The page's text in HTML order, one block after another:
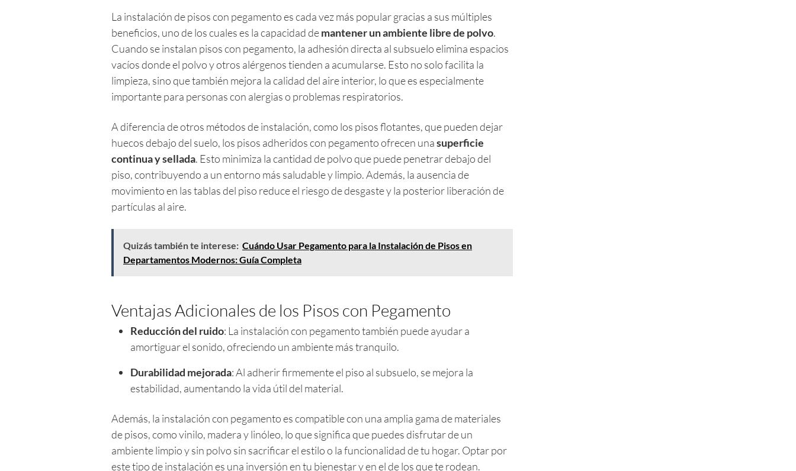
La instalación de pisos con pegamento es cada vez más popular gracias a sus múltiples
beneficios, uno de los cuales es la capacidad demantener un ambiente libre de polvo.
Cuando se instalan pisos con pegamento, la adhesión directa al subsuelo elimina espacios
vacíos donde el polvo y otros alérgenos tienden a acumularse. Esto no solo facilita la
limpieza, sino que también mejora la calidad del aire interior, lo que es especialmente
importante para personas con alergias o problemas respiratorios.
A diferencia de otros métodos de instalación, como los pisos flotantes, que pueden dejar
huecos debajo del suelo, los pisos adheridos con pegamento ofrecen unasuperficie
continua y sellada. Esto minimiza la cantidad de polvo que puede penetrar debajo del
piso, contribuyendo a un entorno más saludable y limpio. Además, la ausencia de
movimiento en las tablas del piso reduce el riesgo de desgaste y la posterior liberación de
partículas al aire.
Quizás también te interese: Cuándo Usar Pegamento para la Instalación de Pisos en
Departamentos Modernos: Guía Completa
Ventajas Adicionales de los Pisos con Pegamento
Reducción del ruido: La instalación con pegamento también puede ayudar a
amortiguar el sonido, ofreciendo un ambiente más tranquilo.
Durabilidad mejorada: Al adherir firmemente el piso al subsuelo, se mejora la
estabilidad, aumentando la vida útil del material.
Además, la instalación con pegamento es compatible con una amplia gama de materiales
de pisos, como vinilo, madera y linóleo, lo que significa que puedes disfrutar de un
ambiente limpio y sin polvo sin sacrificar el estilo o la funcionalidad de tu hogar. Optar por
este tipo de instalación es una inversión en tu bienestar y en el de los que te rodean.